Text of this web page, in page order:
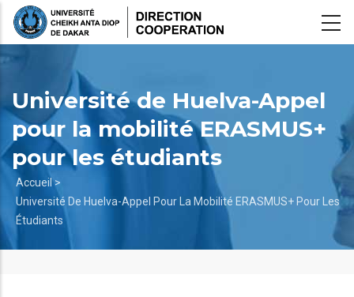
Aller
Université de Huelva-Appel
pour la mobilité ERASMUS+
pour les étudiants
Fil
d'Ariane
Accueil >
Université De Huelva-Appel Pour La Mobilité ERASMUS+ Pour Les
Étudiants